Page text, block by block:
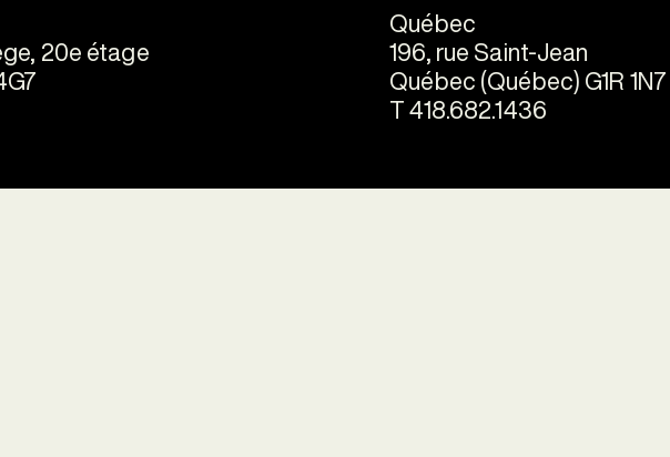
20e étage
Québec
196, rue Saint-Jean
Québec (Québec) G1R 1N7
T 418.682.1436